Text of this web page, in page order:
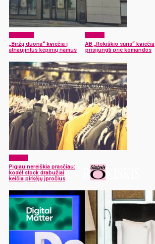
„Biržų duona“ kviečia į
atnaujintus kepinių namus
AB „Rokiškio sūris“ kviečia
prisijungti prie komandos
Pigiau nereiškia prasčiau:
kodėl stock drabužiai
keičia pirkėjų įpročius